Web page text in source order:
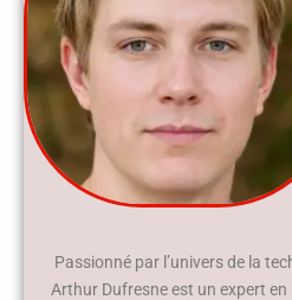
Passionné par l’univers de la
Arthur Dufresne est un expert